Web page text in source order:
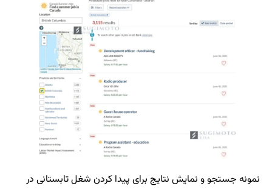
نمونه جستجو و نمایش نتایج برای پیدا کردن شغل تابستانی در